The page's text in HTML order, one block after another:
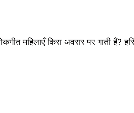
महिलाएँ किस अवसर पर गाती हैं?